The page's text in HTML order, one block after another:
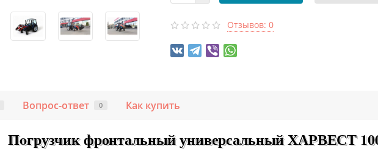
Отзывов: 0
Вопрос-ответ 0 Как купить
Пoгрузчик фронтальный универсальный ХАРВЕСТ